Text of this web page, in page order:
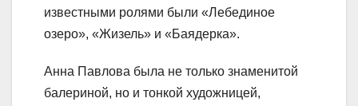
известными ролями были «Лебединое
озеро», «Жизель» и «Баядерка».
Анна Павлова была не только знаменитой
балериной, но и тонкой художницей,